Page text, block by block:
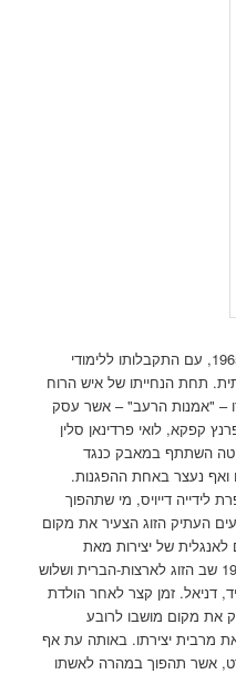
חייו הבוגרים של אוסטר החלו בשנת 1965, עם התקבלותו ללימודי
תחת הנחייתו של איש הרוח
– "אמנות הרעב" – אשר עסק
קפקא, לואי פרדינאן סלין
השתתף במאבק כנגד
ואף נעצר באחת ההפגנות.
לידייה דייויס, מי שתהפוך
העתיק הזוג הצעיר את מקום
של יצירות מאת
משוררים וסופרים צרפתיים. בשנת 1974 שב הזוג לארצות-הברית ושלוש
דניאל. זמן קצר לאחר הולדת
את מקום מושבו לרובע
את מרבית יצירתו. באותה עת אף
אשר תהפוך במהרה לאשתו